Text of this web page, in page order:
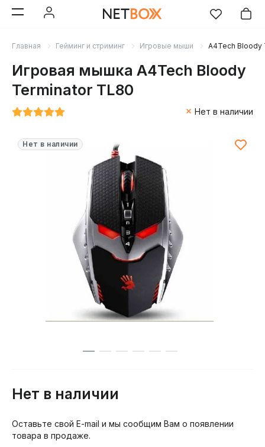
Главная Гейминг и стриминг Игровые мыши A4Tech Bloody
Игровая мышка A4Tech Bloody
Terminator TL80
Нет в наличии
Нет в наличии
Нет в наличии
Оставьте свой E-mail и мы сообщим Вам о появлении
товара в продаже.